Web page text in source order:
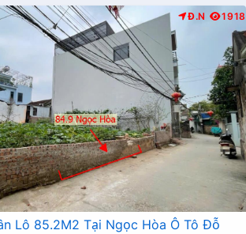
Đ.N 1918
Lô 85.2M2 Tại Ngọc Hòa Ô Tô Đỗ